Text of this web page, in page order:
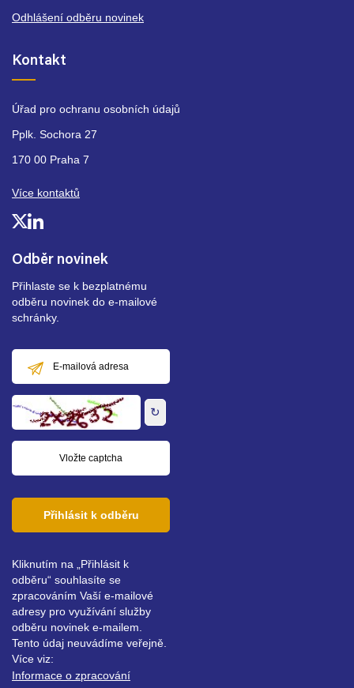
Odběr novinek
Přihlaste se k bezplatnému
odběru novinek do e-mailové
schránky.
mailová
adresa
↻
Přihlásit k odběru
Kliknutím na „Přihlásit k
odběru“ souhlasíte se
zpracováním Vaší e-mailové
adresy pro využívání služby
odběru novinek e-mailem.
Tento údaj neuvádíme veřejně.
Více viz:
Informace o zpracování
Odhlášení odběru novinek
Kontakt
Úřad pro ochranu osobních údajů
Pplk. Sochora 27
170 00 Praha 7
Více kontaktů